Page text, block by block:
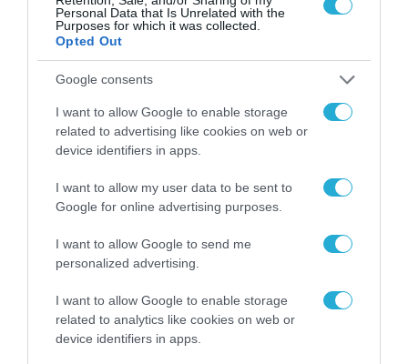
Personal Data that Is Unrelated with the
Purposes for which it was collected.
Opted Out
Google consents
I want to allow Google to enable storage
related to advertising like cookies on web or
device identifiers in apps.
I want to allow my user data to be sent to
Google for online advertising purposes.
I want to allow Google to send me
personalized advertising.
I want to allow Google to enable storage
related to analytics like cookies on web or
device identifiers in apps.
ARTIFICIAL INTELLIGENCE (AI)